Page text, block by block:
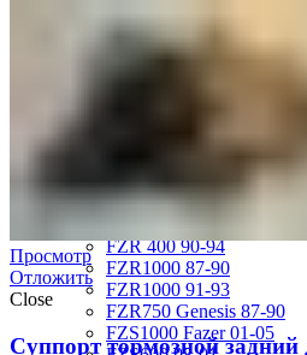
VS400 Intruder 94-96
VS750 Intruder 85-91
VZ400 Desperado Winder
VZ800 Intruder M800 05-
VZR1800 Boulevard
Yamaha
FJR1300 06-12
FZ-1 N/S 06-15
FZ-6 N/S 04-07
FZR 400 90-94
FZR1000 87-90
FZR1000 91-93
FZR750 Genesis 87-90
FZS1000 Fazer 01-05
Просмотр
Отложить
Close
Суппорт тормозной